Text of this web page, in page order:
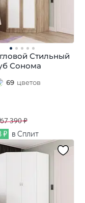
Стильный
Сонома
69 цветов
67 390 ₽
₽ в Сплит